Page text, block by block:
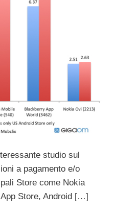
studio sul
a pagamento e/o
Store come Nokia
Store, Android […]